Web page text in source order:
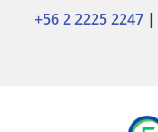
+56 2 2225 2247 |